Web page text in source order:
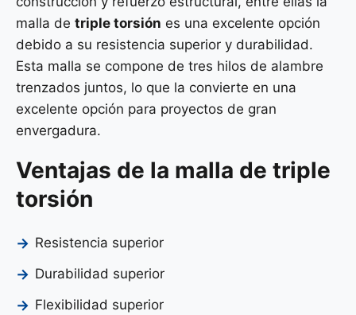
malla de triple torsión es una excelente opción
debido a su resistencia superior y durabilidad.
Esta malla se compone de tres hilos de alambre
trenzados juntos, lo que la convierte en una
excelente opción para proyectos de gran
envergadura.
Ventajas de la malla de triple
torsión
Resistencia superior
Durabilidad superior
Flexibilidad superior